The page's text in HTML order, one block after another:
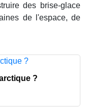
des brise-glace
de l'espace, de
?